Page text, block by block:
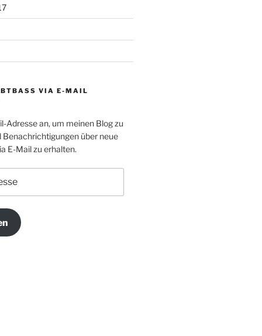
VIA E-MAIL
Adresse an, um meinen Blog zu
Benachrichtigungen über neue
E-Mail zu erhalten.